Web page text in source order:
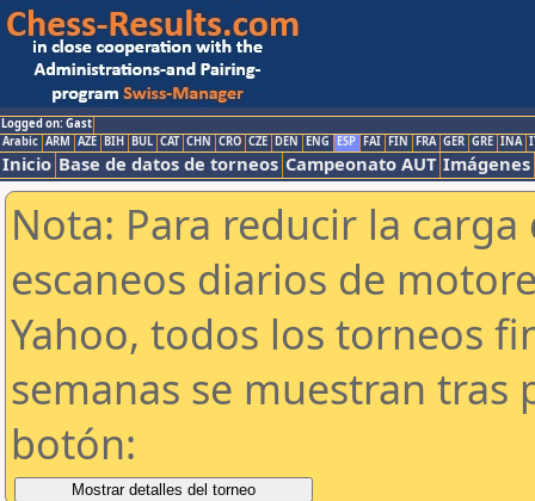
Logged on: Gast
Arabic ARM AZE BIH BUL CAT CHN CRO CZE DEN ENG ESP FAI FIN FRA GER GRE INA
Inicio Base de datos de torneos Campeonato AUT Imágenes
Nota: Para reducir la
escaneos diarios de
Yahoo, todos los torneos
semanas se muestran tras
botón: